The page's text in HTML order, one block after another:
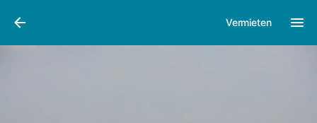
Vermieten
Bilder